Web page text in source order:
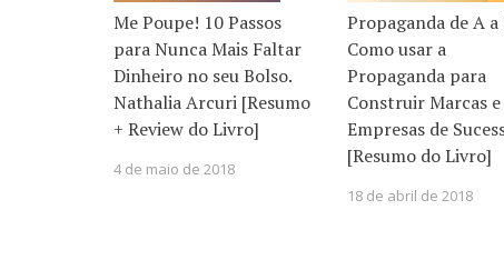
Me Poupe! 10 Passos
para Nunca Mais Faltar
Dinheiro no seu Bolso.
Nathalia Arcuri [Resumo
+ Review do Livro]
4 de maio de 2018
Propaganda de A a
Como usar a
Propaganda para
Construir Marcas e
Empresas de
[Resumo do Livro]
18 de abril de 2018